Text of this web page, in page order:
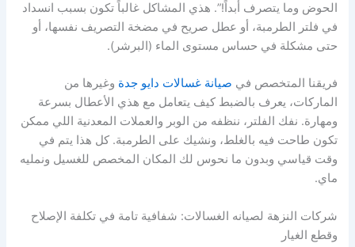
الحوض وما يتصرف أبداً!”. هذي المشاكل غالباً تكون بسبب انسداد
في فلتر الطرمبة، أو عطل صريح في مضخة التصريف نفسها، أو
حتى مشكلة في حساس مستوى الماء (البرشر).
فريقنا المتخصص في صيانة غسالات دايو جدة وغيرها من
الماركات، يعرف بالضبط كيف يتعامل مع هذي الأعطال بسرعة
ومهارة. نفك الفلتر، ننظفه من الوبر والعملات المعدنية اللي ممكن
تكون طاحت فيه بالغلط، ونشيك على الطرمبة. كل هذا يتم في
وقت قياسي وبدون ما نحوس لك المكان المخصص للغسيل ونمليه
ماي.
شركات النزهة لصيانه الغسالات: شفافية تامة في تكلفة الإصلاح
وقطع الغيار